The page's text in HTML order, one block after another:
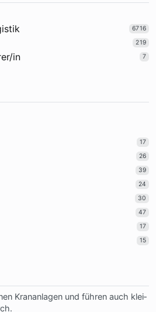
6716
219
in 7
17
26
39
24
30
47
17
15
Kran­an­la­gen und füh­ren auch klei­